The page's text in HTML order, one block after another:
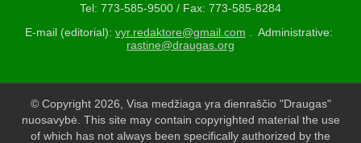
Tel: 773-585-9500 / Fax: 773-585-8284
E-mail (editorial): vyr.redaktore@gmail.com . Administrative:
rastine@draugas.org
© Copyright 2026, Visa medžiaga yra dienraščio "Draugas"
nuosavybė. This site may contain copyrighted material the use
of which has not always been specifically authorized by the